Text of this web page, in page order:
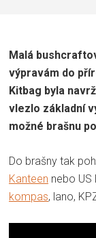
Malá
výpravám do
Kitbag byla
vlezlo základní
možné brašnu
Do brašny tak
Kanteen nebo US
kompas, lano,